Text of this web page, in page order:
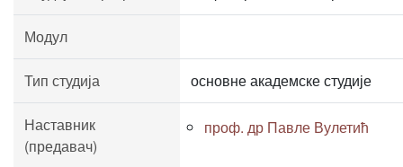
Модул
Тип студија основне академске студије
Наставник
(предавач)
проф. др Павле Вулетић